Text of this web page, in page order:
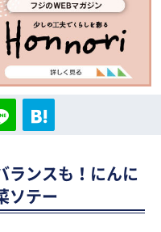
ランスも！にんに
ソテー